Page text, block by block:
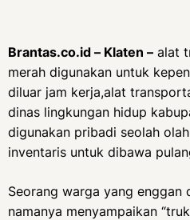
Brantas.co.id – Klaten – alat
merah digunakan untuk
diluar jam kerja,alat
dinas lingkungan hidup
digunakan pribadi seolah
inventaris untuk dibawa
Seorang warga yang enggan
namanya menyampaikan